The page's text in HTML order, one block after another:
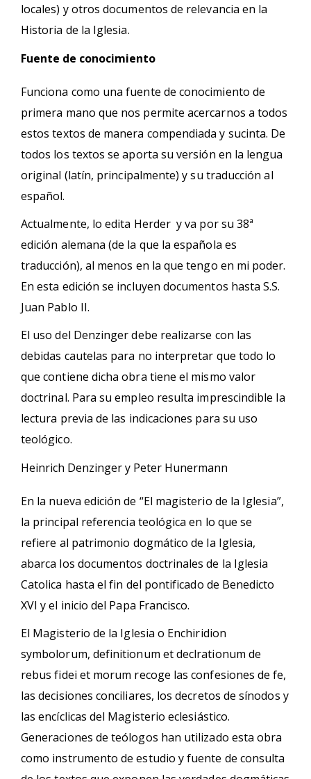
locales) y otros documentos de relevancia en la
Historia de la Iglesia.
Fuente de conocimiento
Funciona como una fuente de conocimiento de
primera mano que nos permite acercarnos a todos
estos textos de manera compendiada y sucinta. De
todos los textos se aporta su versión en la lengua
original (latín, principalmente) y su traducción al
español.
Actualmente, lo edita Herder y va por su 38ª
edición alemana (de la que la española es
traducción), al menos en la que tengo en mi poder.
En esta edición se incluyen documentos hasta S.S.
Juan Pablo II.
El uso del Denzinger debe realizarse con las
debidas cautelas para no interpretar que todo lo
que contiene dicha obra tiene el mismo valor
doctrinal. Para su empleo resulta imprescindible la
lectura previa de las indicaciones para su uso
teológico.
Heinrich Denzinger y Peter Hunermann
En la nueva edición de “El magisterio de la Iglesia”,
la principal referencia teológica en lo que se
refiere al patrimonio dogmático de la Iglesia,
abarca los documentos doctrinales de la Iglesia
Catolica hasta el fin del pontificado de Benedicto
XVI y el inicio del Papa Francisco.
El Magisterio de la Iglesia o Enchiridion
symbolorum, definitionum et declrationum de
rebus fidei et morum recoge las confesiones de fe,
las decisiones conciliares, los decretos de sínodos y
las encíclicas del Magisterio eclesiástico.
Generaciones de teólogos han utilizado esta obra
como instrumento de estudio y fuente de consulta